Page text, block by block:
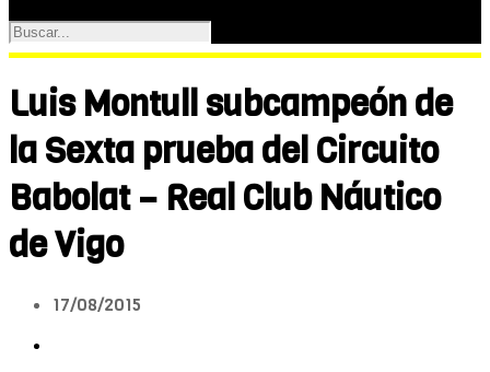
Luis Montull subcampeón de
la Sexta prueba del Circuito
Babolat – Real Club Náutico
de Vigo
17/08/2015